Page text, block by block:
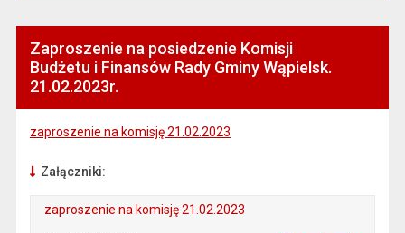
Zaproszenie na posiedzenie Komisji
Budżetu i Finansów Rady Gminy Wąpielsk.
21.02.2023r.
zaproszenie na komisję 21.02.2023
Załączniki:
zaproszenie na komisję 21.02.2023